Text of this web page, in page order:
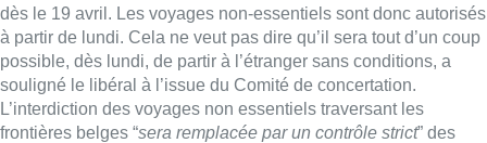
dès le 19 avril. Les voyages non-essentiels sont donc autorisés
à partir de lundi. Cela ne veut pas dire qu’il sera tout d’un coup
possible, dès lundi, de partir à l’étranger sans conditions, a
souligné le libéral à l’issue du Comité de concertation.
L’interdiction des voyages non essentiels traversant les
frontières belges “sera remplacée par un contrôle strict” des